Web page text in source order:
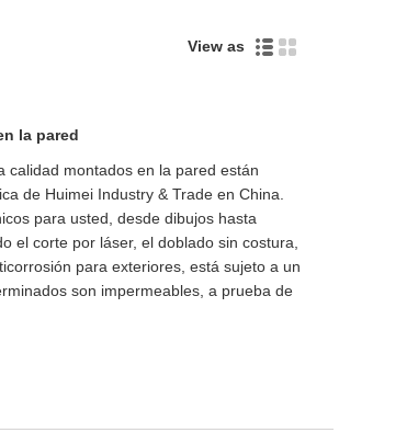
View as
la pared
calidad montados en la pared están
de Huimei Industry & Trade en China.
para usted, desde dibujos hasta
el corte por láser, el doblado sin costura,
para exteriores, está sujeto a un
son impermeables, a prueba de